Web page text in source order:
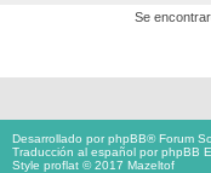
Se
Desarrollado porphpBB® Forum
Traducción al español porphpBB
Style proflat © 2017 Mazeltof